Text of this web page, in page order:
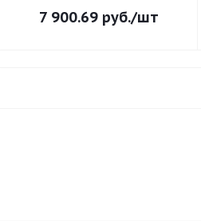
7 900.69руб./шт